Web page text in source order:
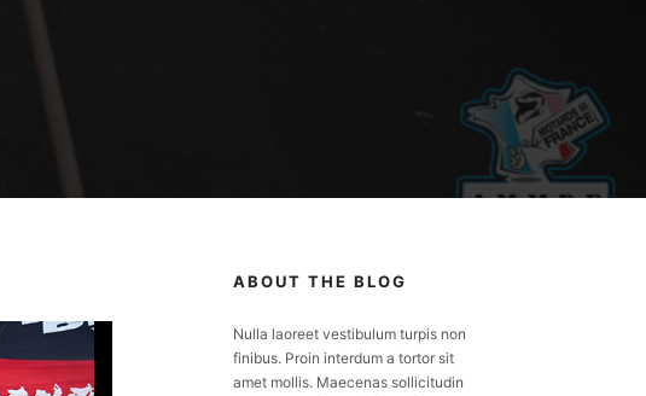
ABOUT THE BLOG
Nulla laoreet vestibulum turpis non
finibus. Proin interdum a tortor sit
amet mollis. Maecenas sollicitudin